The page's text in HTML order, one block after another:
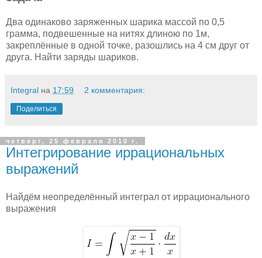
Два одинаково заряженных шарика массой по 0,5
грамма, подвешенные на нитях длиною по 1м,
закреплённые в одной точке, разошлись на 4 см друг от
друга. Найти заряды шариков.
Integral на 17:59 2 комментария:
Поделиться
четверг, 25 февраля 2010 г.
Интегрирование иррациональных
выражений
Найдём неопределённый интеграл от иррационального
выражения